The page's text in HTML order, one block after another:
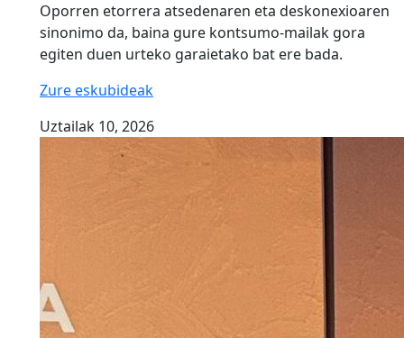
Oporren etorrera atsedenaren eta deskonexioaren
sinonimo da, baina gure kontsumo-mailak gora
egiten duen urteko garaietako bat ere bada.
Zure eskubideak
Uztailak 10, 2026